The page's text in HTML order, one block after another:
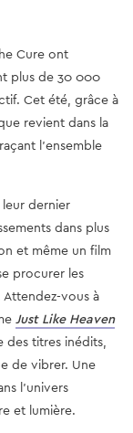
Cure ont
plus de 30 000
Cet été, grâce à
revient dans la
l’ensemble
leur dernier
dans plus
et même un film
procurer les
Attendez-vous à
Just Like Heaven
des titres inédits,
de vibrer. Une
l’univers
et lumière.